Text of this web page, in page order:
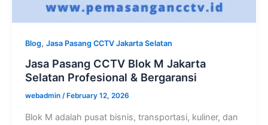
Blog, Jasa Pasang CCTV Jakarta Selatan
Jasa Pasang CCTV Blok M Jakarta
Selatan Profesional & Bergaransi
webadmin / February 12, 2026
Blok M adalah pusat bisnis, transportasi, kuliner, dan